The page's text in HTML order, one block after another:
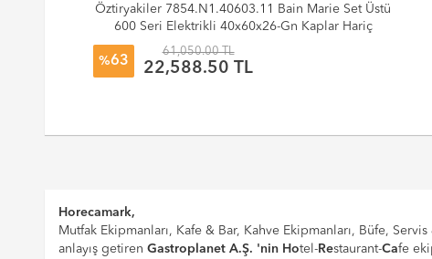
Öztiryakiler 7854.N1.40603.11 Bain Marie Set Üstü
600 Seri Elektrikli 40x60x26-Gn Kaplar Hariç
%63
61,050.00 TL
22,588.50 TL
Horecamark,
Mutfak Ekipmanları, Kafe & Bar, Kahve Ekipmanları, Büfe,
anlayış getiren Gastroplanet A.Ş. 'nin Hotel-Restaurant-Cafe